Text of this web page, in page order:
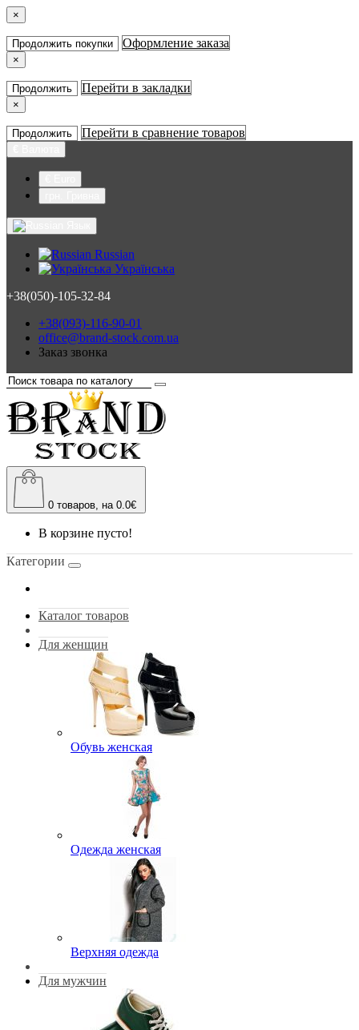
×
Продолжить покупки Оформление заказа
×
Продолжить Перейти в закладки
×
Продолжить Перейти в сравнение товаров
Russian
Українська
+38(050)-105-32-84
+38(093)-116-90-01
office@brand-stock.com.ua
Заказ звонка
0 товаров, на 0.0€
В корзине пусто!
Категории
Каталог товаров
Для женщин
Обувь женская
Одежда женская
Верхняя одежда
Для мужчин